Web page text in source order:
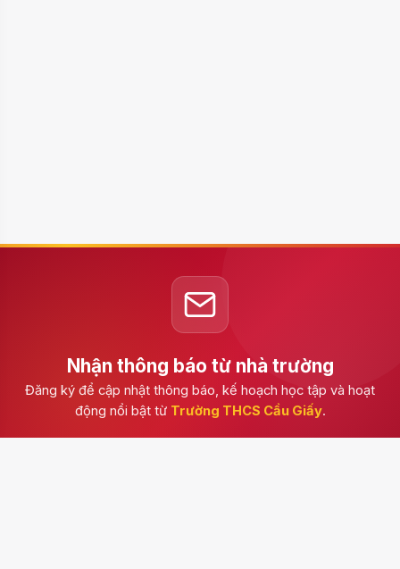
Nhận thông báo từ nhà trường
Đăng ký để cập nhật thông báo, kế hoạch học tập và hoạt
động nổi bật từ Trường THCS Cầu Giấy.